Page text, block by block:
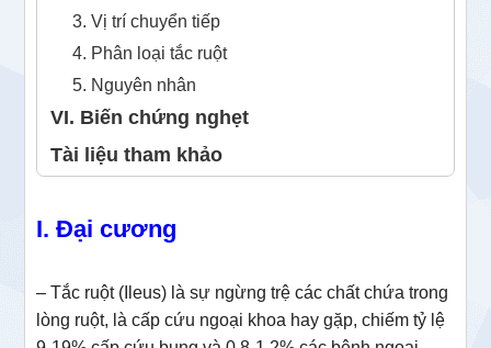
3. Vị trí chuyển tiếp
4. Phân loại tắc ruột
5. Nguyên nhân
VI. Biến chứng nghẹt
Tài liệu tham khảo
I. Đại cương
– Tắc ruột (Ileus) là sự ngừng trệ các chất chứa trong
lòng ruột, là cấp cứu ngoại khoa hay gặp, chiếm tỷ lệ